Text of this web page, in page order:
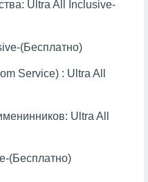
Ultra All Inclusive-
(Бесплатно)
Service) : Ultra All
Ultra All
(Бесплатно)